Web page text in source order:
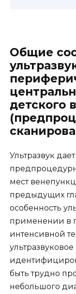
Общие
детского
Ультразвук
мест
предыдущих
особенность
применении в
интенсивной
быть трудно
небольшого